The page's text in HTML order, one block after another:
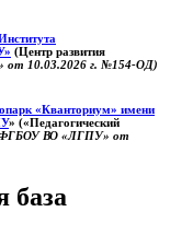
(Центр развития
10.03.2026 г. №154-ОД)
«Кванториум» имени
» («Педагогический
ФГБОУ ВО «ЛГПУ» от
база